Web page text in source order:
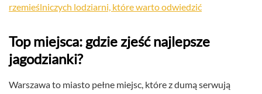
rzemieślniczych lodziarni, które warto odwiedzić
Top miejsca: gdzie zjeść najlepsze
jagodzianki?
Warszawa to miasto pełne miejsc, które z dumą serwują